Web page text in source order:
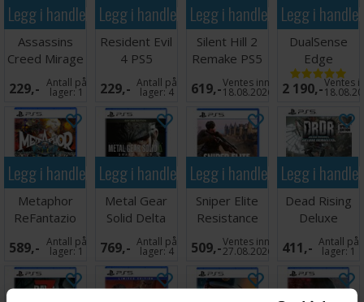
Legg i handlekurven
Assassins
Creed Mirage
PS5
229,- Antall på
lager:1
Legg i handlekurven
Resident Evil
4 PS5
229,- Antall på
lager:4
Legg i handlekurven
Silent Hill 2
Remake PS5
619,-Ventes inn
18.08.2026
Legg i
DualSense
Edge
Controller PS5
2 190,-Ventes
Legg i handlekurven
Metaphor
ReFantazio
PS5
589,- Antall på
lager:1
Legg i handlekurven
Metal Gear
Solid Delta
PS5
769,- Antall på
lager:4
Legg i handlekurven
Sniper Elite
Resistance
PS5
509,-Ventes inn
27.08.2026
Legg i
Dead Rising
Deluxe
Remastered
PS5
411,- Antall på
lager:1